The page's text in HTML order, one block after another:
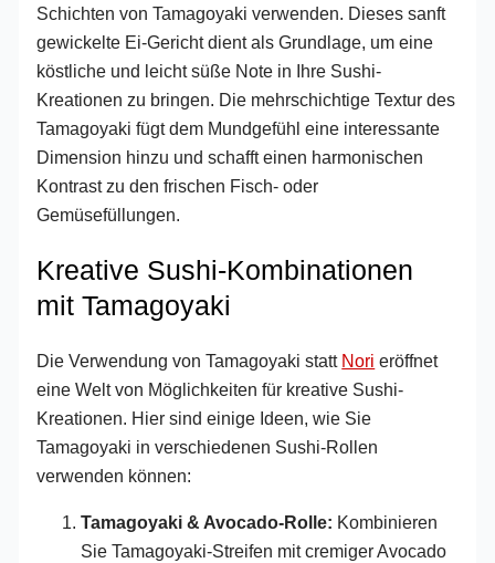
Schichten von Tamagoyaki verwenden. Dieses sanft
gewickelte Ei-Gericht dient als Grundlage, um eine
köstliche und leicht süße Note in Ihre Sushi-
Kreationen zu bringen. Die mehrschichtige Textur des
Tamagoyaki fügt dem Mundgefühl eine interessante
Dimension hinzu und schafft einen harmonischen
Kontrast zu den frischen Fisch- oder
Gemüsefüllungen.
Kreative Sushi-Kombinationen
mit Tamagoyaki
Die Verwendung von Tamagoyaki statt Nori eröffnet
eine Welt von Möglichkeiten für kreative Sushi-
Kreationen. Hier sind einige Ideen, wie Sie
Tamagoyaki in verschiedenen Sushi-Rollen
verwenden können:
Tamagoyaki & Avocado-Rolle: Kombinieren
Sie Tamagoyaki-Streifen mit cremiger Avocado